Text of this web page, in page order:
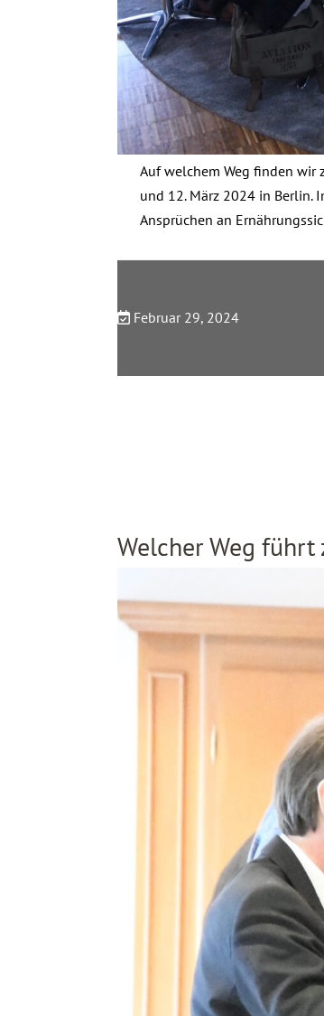
Auf welchem Weg finden wir
und 12. März 2024 in Berlin.
Ansprüchen an
Februar 29, 2024
Welcher Weg